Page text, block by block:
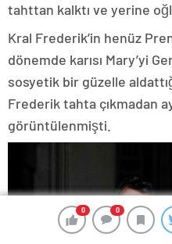
0 0
0 0
tahttan kalktı ve yerine
Kral Frederik’in henüz
dönemde karısı Mary’yi
sosyetik bir güzelle
Frederik tahta çıkmadan
görüntülenmişti.
0 0